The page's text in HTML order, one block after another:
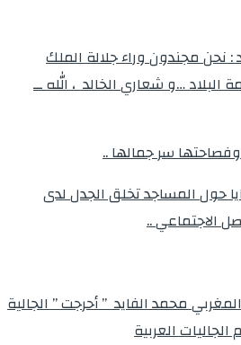
: نحن مجندون وراء جلالة الملك
…و شعاري الخالد ، الله ــ
وفصاحتها سر جمالها ..
حول المساجد تخلق الجدل لدى
الاجتماعي ..
محمد الفايد ” أحرجت ” الجالية
الجاليات العربية